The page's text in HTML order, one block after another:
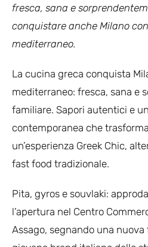
fresca, sana e
conquistare anche Milano
mediterraneo.
La cucina greca conquista
mediterraneo: fresca, sana e
familiare. Sapori autentici e
contemporanea che
un’esperienza Greek Chic,
fast food tradizionale.
Pita, gyros e souvlaki:
l’apertura nel Centro
Assago, segnando una